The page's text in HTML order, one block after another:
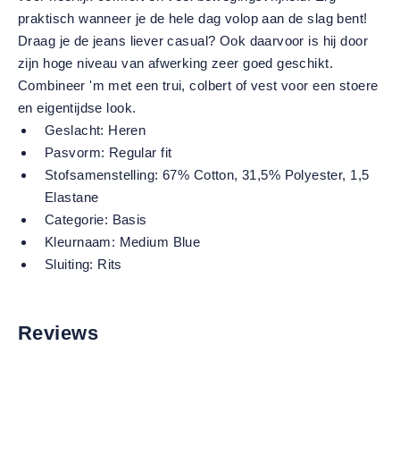
praktisch wanneer je de hele dag volop aan de slag bent!
Draag je de jeans liever casual? Ook daarvoor is hij door
zijn hoge niveau van afwerking zeer goed geschikt.
Combineer 'm met een trui, colbert of vest voor een stoere
en eigentijdse look.
Geslacht: Heren
Pasvorm: Regular fit
Stofsamenstelling: 67% Cotton, 31,5% Polyester, 1,5
Elastane
Categorie: Basis
Kleurnaam: Medium Blue
Sluiting: Rits
Reviews